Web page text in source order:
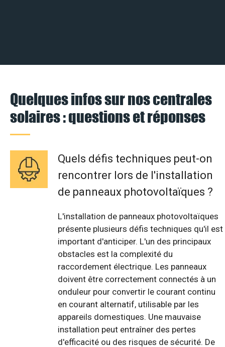
Quelques infos sur nos centrales
solaires : questions et réponses
Quels défis techniques peut-on
rencontrer lors de l'installation
de panneaux photovoltaïques ?
L'installation de panneaux photovoltaïques
présente plusieurs défis techniques qu'il est
important d'anticiper. L'un des principaux
obstacles est la complexité du
raccordement électrique. Les panneaux
doivent être correctement connectés à un
onduleur pour convertir le courant continu
en courant alternatif, utilisable par les
appareils domestiques. Une mauvaise
installation peut entraîner des pertes
d'efficacité ou des risques de sécurité. De